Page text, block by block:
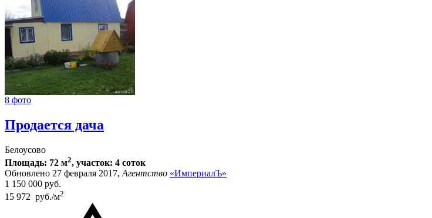
8 фото
Продается дача
Белоусово
Площадь: 72 м2, участок: 4 соток
Обновлено 27 февраля 2017,Агентство «ИмпериалЪ»
1 150 000 руб.
15 972 руб./м2